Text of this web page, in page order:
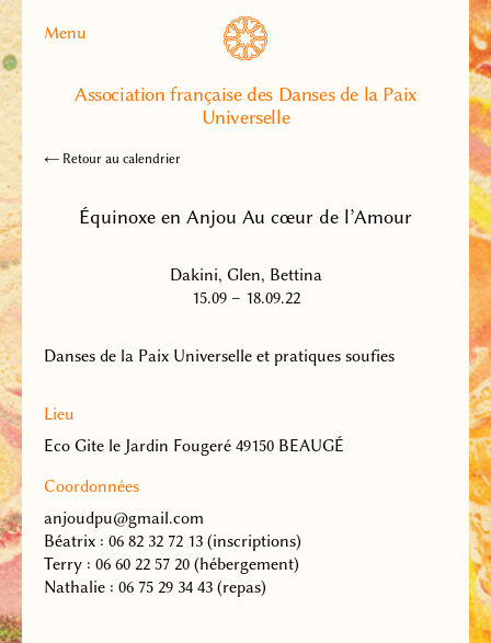
Menu
Association française des Danses de la Paix
Universelle
← Retour au calendrier
Équinoxe en Anjou Au cœur de l’Amour
Dakini, Glen, Bettina
15.09 – 18.09.22
Danses de la Paix Universelle et pratiques soufies
Lieu
Eco Gite le Jardin Fougeré 49150 BEAUGÉ
Coordonnées
anjoudpu@gmail.com
Béatrix : 06 82 32 72 13 (inscriptions)
Terry : 06 60 22 57 20 (hébergement)
Nathalie : 06 75 29 34 43 (repas)